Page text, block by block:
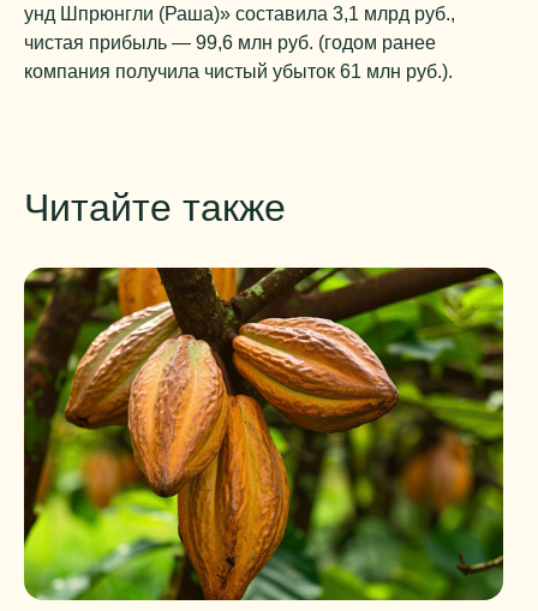
унд Шпрюнгли (Раша)» составила 3,1 млрд руб.,
чистая прибыль — 99,6 млн руб. (годом ранее
компания получила чистый убыток 61 млн руб.).
Читайте также